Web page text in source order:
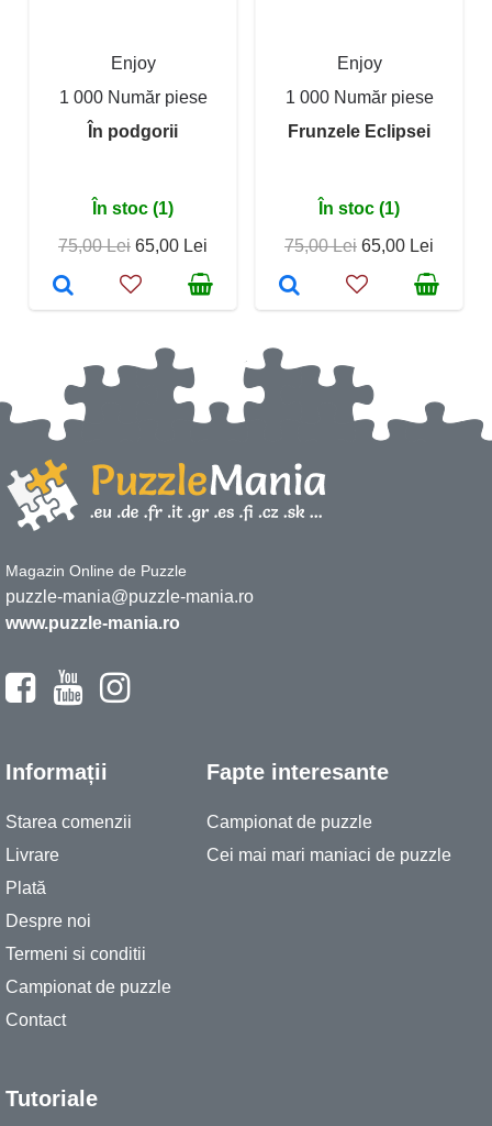
Enjoy
1 000 Număr piese
În podgorii
În stoc (1)
75,00 Lei 65,00 Lei
Enjoy
1 000 Număr piese
Frunzele Eclipsei
În stoc (1)
75,00 Lei 65,00 Lei
Magazin Online de Puzzle
puzzle-mania@puzzle-mania.ro
www.puzzle-mania.ro
Informații
Starea comenzii
Livrare
Plată
Despre noi
Termeni si conditii
Campionat de puzzle
Contact
Fapte interesante
Campionat de puzzle
Cei mai mari maniaci de puzzle
Tutoriale